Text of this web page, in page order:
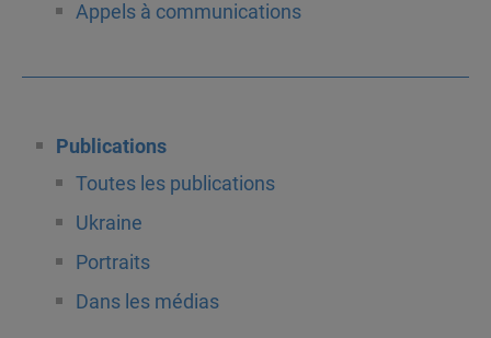
Appels à communications
Publications
Toutes les publications
Ukraine
Portraits
Dans les médias